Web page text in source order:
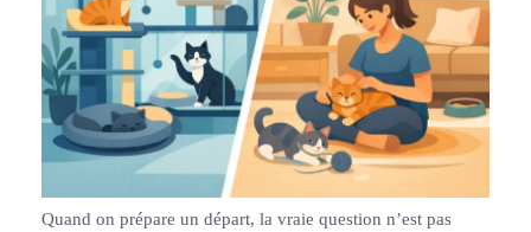
Quand on prépare un départ, la vraie question n’est pas